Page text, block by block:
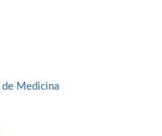
Medicina